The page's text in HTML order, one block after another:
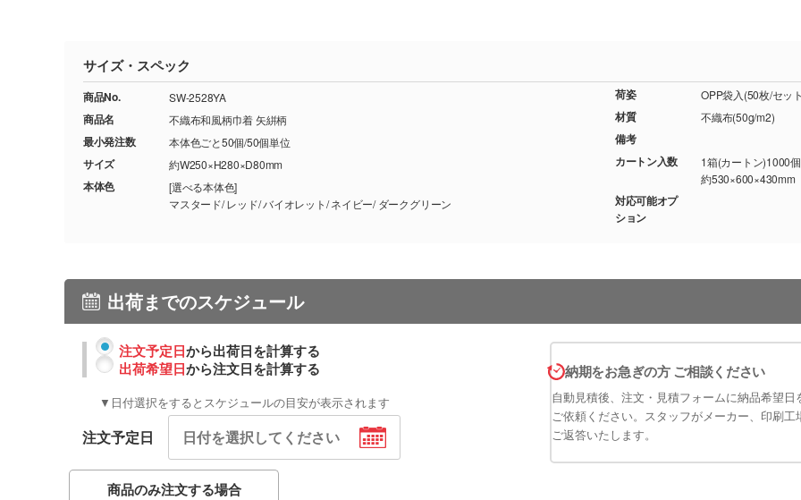
サイズ・スペック
商品No. SW-2528YA
商品名 不織布和風柄巾着 矢絣柄
最小発注数 本体色ごと50個/50個単位
サイズ 約W250×H280×D80mm
本体色
[選べる本体色]
マスタード/ レッド/ バイオレット/ ネイビー/ ダークグリーン
荷姿 OPP袋入(50枚/セッ
材質 不織布(50g/m2)
備考
カートン入数
1箱(カートン)1000
約530×600×430mm
対応可能オプ
ション
出荷までのスケジュール
注文予定日から出荷日を計算する
出荷希望日から注文日を計算する
▼日付選択をするとスケジュールの目安が表示されます
注文予定日
納期をお急ぎの方 ご相談ください
自動見積後、注文・見積フォームに納品希望日
ご依頼ください。スタッフがメーカー、印刷工
ご返答いたします。
商品のみ注文する場合